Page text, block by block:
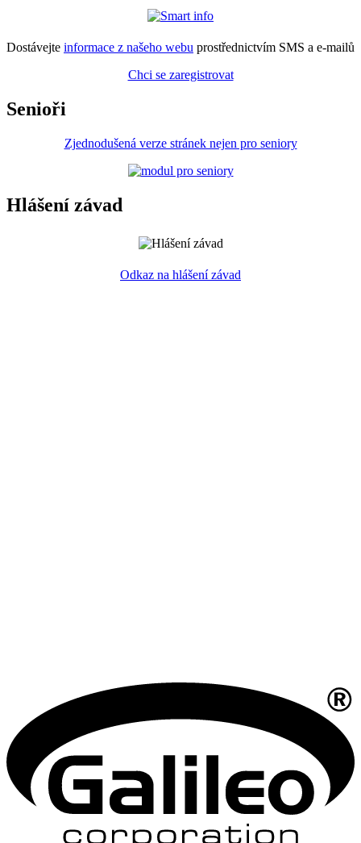
Dostávejte informace z našeho webu prostřednictvím SMS a e-mailů
Chci se zaregistrovat
Senioři
Zjednodušená verze stránek nejen pro seniory
Hlášení závad
Odkaz na hlášení závad